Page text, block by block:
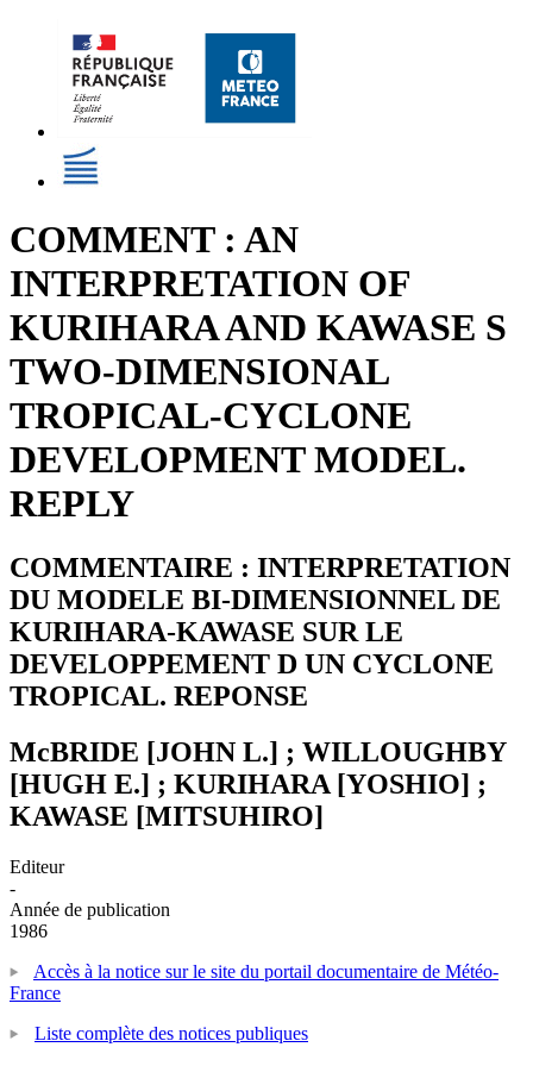
COMMENT : AN
INTERPRETATION OF
KURIHARA AND KAWASE S
TWO-DIMENSIONAL
TROPICAL-CYCLONE
DEVELOPMENT MODEL.
REPLY
COMMENTAIRE : INTERPRETATION
DU MODELE BI-DIMENSIONNEL DE
KURIHARA-KAWASE SUR LE
DEVELOPPEMENT D UN CYCLONE
TROPICAL. REPONSE
McBRIDE [JOHN L.] ; WILLOUGHBY
[HUGH E.] ; KURIHARA [YOSHIO] ;
KAWASE [MITSUHIRO]
Editeur
-
Année de publication
1986
Accès à la notice sur le site du portail documentaire de Météo-
France
Liste complète des notices publiques